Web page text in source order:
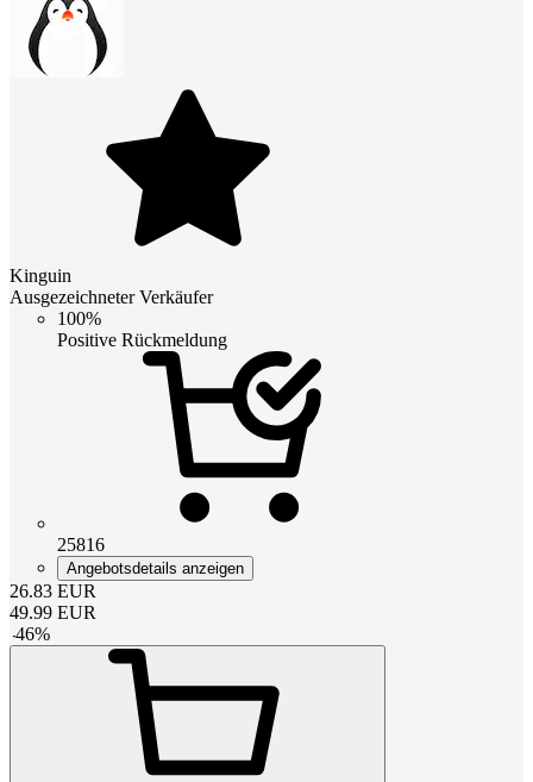
Kinguin
Ausgezeichneter Verkäufer
100%
Positive Rückmeldung
25816
Angebotsdetails anzeigen
26.83 EUR
49.99 EUR
-46%